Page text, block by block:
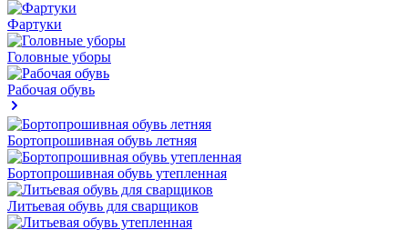
Фартуки
Головные уборы
Рабочая обувь
Бортопрошивная обувь летняя
Бортопрошивная обувь утепленная
Литьевая обувь для сварщиков